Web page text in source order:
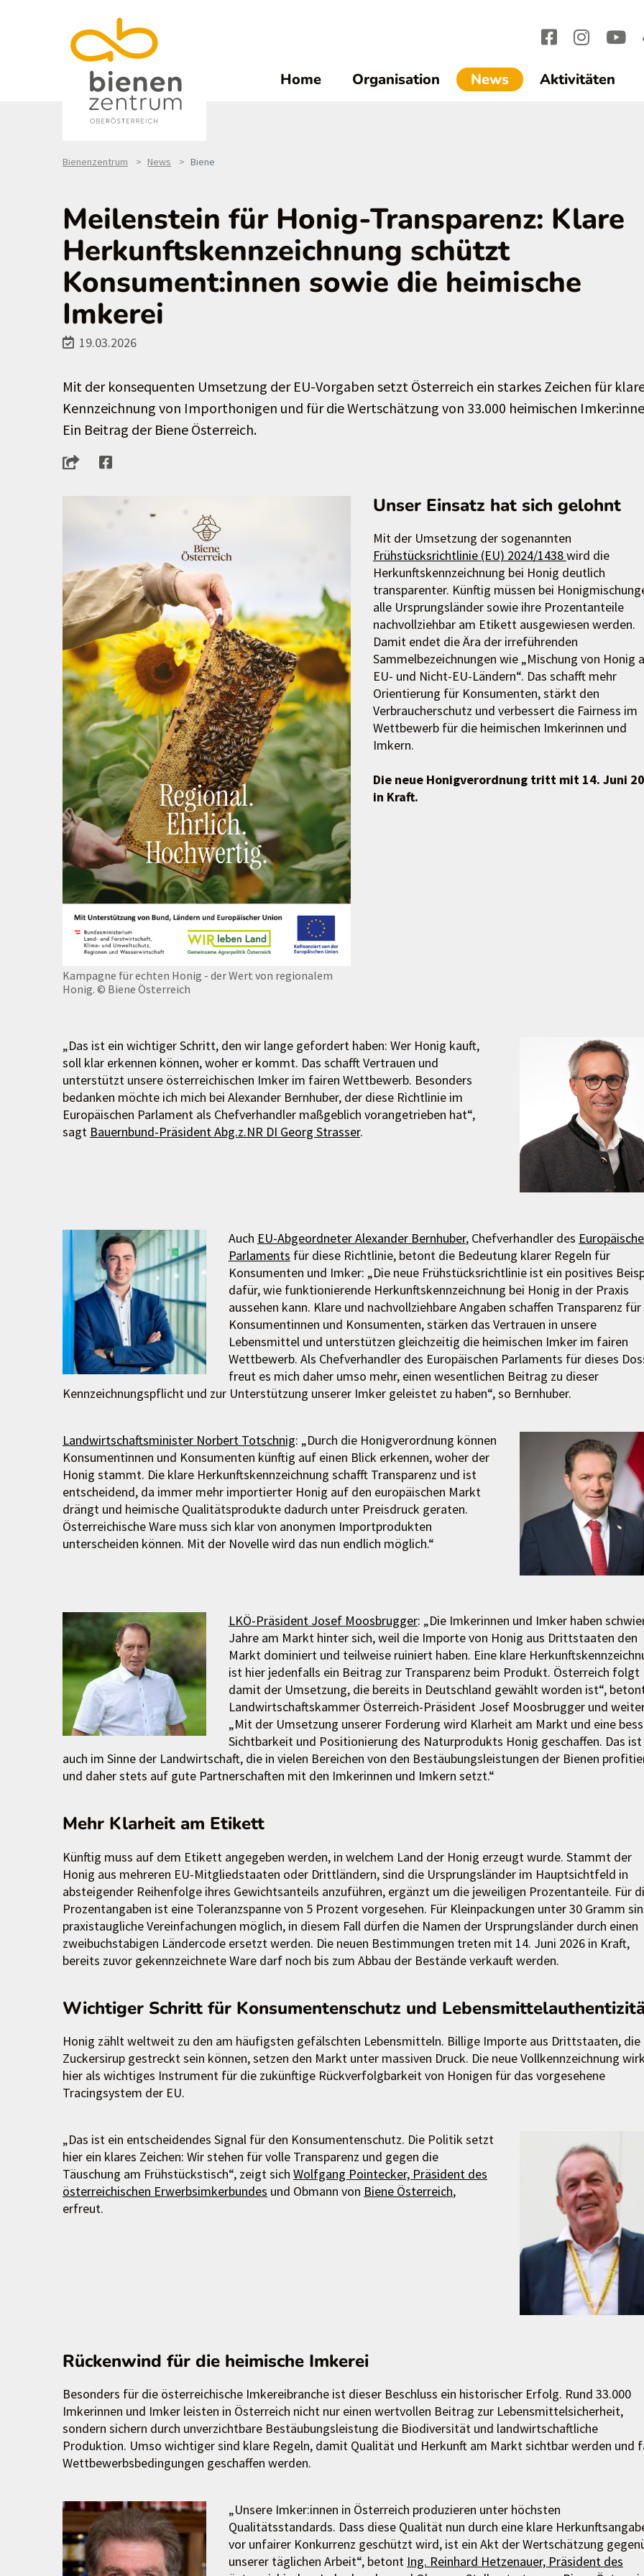
Home Organisation News(current)1
Aktivitäten
Bienenzentrum News Biene
Meilenstein für Honig-Transparenz: Klare
Herkunftskennzeichnung schützt
Konsument:innen sowie die heimische
Imkerei
19.03.2026
Mit der konsequenten Umsetzung der EU-Vorgaben setzt Österreich ein starkes Zeichen für
Kennzeichnung von Importhonigen und für die Wertschätzung von 33.000 heimischen
Ein Beitrag der Biene Österreich.
Kampagne für echten Honig - der Wert von regionalem
Honig. © Biene Österreich
Unser Einsatz hat sich gelohnt
Mit der Umsetzung der sogenannten
Frühstücksrichtlinie (EU) 2024/1438wird die
Herkunftskennzeichnung bei Honig deutlich
transparenter. Künftig müssen bei
alle Ursprungsländer sowie ihre Prozentanteile
nachvollziehbar am Etikett ausgewiesen werden.
Damit endet die Ära der irreführenden
Sammelbezeichnungen wie „Mischung von Honig
EU- und Nicht-EU-Ländern“. Das schafft mehr
Orientierung für Konsumenten, stärkt den
Verbraucherschutz und verbessert die Fairness im
Wettbewerb für die heimischen Imkerinnen und
Imkern.
Die neue Honigverordnung tritt mit 14. Juni
in Kraft.
„Das ist ein wichtiger Schritt, den wir lange gefordert haben: Wer Honig kauft,
soll klar erkennen können, woher er kommt. Das schafft Vertrauen und
unterstützt unsere österreichischen Imker im fairen Wettbewerb. Besonders
bedanken möchte ich mich bei Alexander Bernhuber, der diese Richtlinie im
Europäischen Parlament als Chefverhandler maßgeblich vorangetrieben hat“,
sagt Bauernbund-Präsident Abg.z.NR DI Georg Strasser.
Auch EU-Abgeordneter Alexander Bernhuber, Chefverhandler des
Parlaments für diese Richtlinie, betont die Bedeutung klarer Regeln für
Konsumenten und Imker: „Die neue Frühstücksrichtlinie ist ein positives
dafür, wie funktionierende Herkunftskennzeichnung bei Honig in der Praxis
aussehen kann. Klare und nachvollziehbare Angaben schaffen Transparenz für
Konsumentinnen und Konsumenten, stärken das Vertrauen in unsere
Lebensmittel und unterstützen gleichzeitig die heimischen Imker im fairen
Wettbewerb. Als Chefverhandler des Europäischen Parlaments für dieses
freut es mich daher umso mehr, einen wesentlichen Beitrag zu dieser
Kennzeichnungspflicht und zur Unterstützung unserer Imker geleistet zu haben“, so Bernhuber.
Landwirtschaftsminister Norbert Totschnig: „Durch die Honigverordnung können
Konsumentinnen und Konsumenten künftig auf einen Blick erkennen, woher der
Honig stammt. Die klare Herkunftskennzeichnung schafft Transparenz und ist
entscheidend, da immer mehr importierter Honig auf den europäischen Markt
drängt und heimische Qualitätsprodukte dadurch unter Preisdruck geraten.
Österreichische Ware muss sich klar von anonymen Importprodukten
unterscheiden können. Mit der Novelle wird das nun endlich möglich.“
LKÖ-Präsident Josef Moosbrugger: „Die Imkerinnen und Imker haben
Jahre am Markt hinter sich, weil die Importe von Honig aus Drittstaaten den
Markt dominiert und teilweise ruiniert haben. Eine klare
ist hier jedenfalls ein Beitrag zur Transparenz beim Produkt. Österreich folgt
damit der Umsetzung, die bereits in Deutschland gewählt worden ist“,
Landwirtschaftskammer Österreich-Präsident Josef Moosbrugger und
„Mit der Umsetzung unserer Forderung wird Klarheit am Markt und eine
Sichtbarkeit und Positionierung des Naturprodukts Honig geschaffen. Das ist
auch im Sinne der Landwirtschaft, die in vielen Bereichen von den Bestäubungsleistungen der Bienen
und daher stets auf gute Partnerschaften mit den Imkerinnen und Imkern setzt.“
Mehr Klarheit am Etikett
Künftig muss auf dem Etikett angegeben werden, in welchem Land der Honig erzeugt wurde. Stammt der
Honig aus mehreren EU-Mitgliedstaaten oder Drittländern, sind die Ursprungsländer im Hauptsichtfeld in
absteigender Reihenfolge ihres Gewichtsanteils anzuführen, ergänzt um die jeweiligen Prozentanteile. Für
Prozentangaben ist eine Toleranzspanne von 5 Prozent vorgesehen. Für Kleinpackungen unter 30 Gramm
praxistaugliche Vereinfachungen möglich, in diesem Fall dürfen die Namen der Ursprungsländer durch einen
zweibuchstabigen Ländercode ersetzt werden. Die neuen Bestimmungen treten mit 14. Juni 2026 in Kraft,
bereits zuvor gekennzeichnete Ware darf noch bis zum Abbau der Bestände verkauft werden.
Wichtiger Schritt für Konsumentenschutz und
Honig zählt weltweit zu den am häufigsten gefälschten Lebensmitteln. Billige Importe aus Drittstaaten,
Zuckersirup gestreckt sein können, setzen den Markt unter massiven Druck. Die neue Vollkennzeichnung
hier als wichtiges Instrument für die zukünftige Rückverfolgbarkeit von Honigen für das vorgesehene
Tracingsystem der EU.
„Das ist ein entscheidendes Signal für den Konsumentenschutz. Die Politik setzt
hier ein klares Zeichen: Wir stehen für volle Transparenz und gegen die
Täuschung am Frühstückstisch“, zeigt sich Wolfgang Pointecker, Präsident des
österreichischen Erwerbsimkerbundes und Obmann von Biene Österreich,
erfreut.
Rückenwind für die heimische Imkerei
Besonders für die österreichische Imkereibranche ist dieser Beschluss ein historischer Erfolg. Rund 33.000
Imkerinnen und Imker leisten in Österreich nicht nur einen wertvollen Beitrag zur Lebensmittelsicherheit,
sondern sichern durch unverzichtbare Bestäubungsleistung die Biodiversität und landwirtschaftliche
Produktion. Umso wichtiger sind klare Regeln, damit Qualität und Herkunft am Markt sichtbar werden und
Wettbewerbsbedingungen geschaffen werden.
„Unsere Imker:innen in Österreich produzieren unter höchsten
Qualitätsstandards. Dass diese Qualität nun durch eine klare
vor unfairer Konkurrenz geschützt wird, ist ein Akt der Wertschätzung
unserer täglichen Arbeit“, betont Ing. Reinhard Hetzenauer, Präsident des